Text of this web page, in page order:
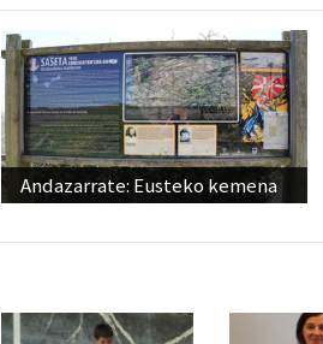
Andazarrate: Eusteko kemena